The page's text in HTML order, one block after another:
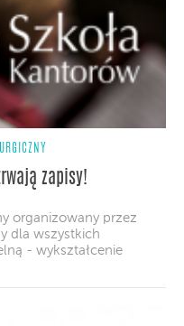
zapisy!
organizowany przez
dla wszystkich
- wykształcenie